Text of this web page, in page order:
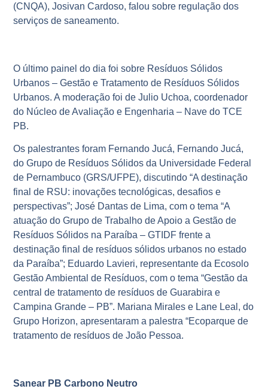
(CNQA), Josivan Cardoso, falou sobre regulação dos
serviços de saneamento.
O último painel do dia foi sobre Resíduos Sólidos
Urbanos – Gestão e Tratamento de Resíduos Sólidos
Urbanos. A moderação foi de Julio Uchoa, coordenador
do Núcleo de Avaliação e Engenharia – Nave do TCE
PB.
Os palestrantes foram Fernando Jucá, Fernando Jucá,
do Grupo de Resíduos Sólidos da Universidade Federal
de Pernambuco (GRS/UFPE), discutindo “A destinação
final de RSU: inovações tecnológicas, desafios e
perspectivas”; José Dantas de Lima, com o tema “A
atuação do Grupo de Trabalho de Apoio a Gestão de
Resíduos Sólidos na Paraíba – GTIDF frente a
destinação final de resíduos sólidos urbanos no estado
da Paraíba”; Eduardo Lavieri, representante da Ecosolo
Gestão Ambiental de Resíduos, com o tema “Gestão da
central de tratamento de resíduos de Guarabira e
Campina Grande – PB”. Mariana Mirales e Lane Leal, do
Grupo Horizon, apresentaram a palestra “Ecoparque de
tratamento de resíduos de João Pessoa.
Sanear PB Carbono Neutro